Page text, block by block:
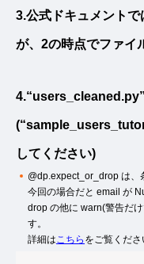
3.公式ドキュメント
が、2の時点でファイ
してください)
@dp.expect_or_drop は、
今回の場合だと email が
drop の他に warn(警告だ
す。
詳細はこちら をご覧くださ